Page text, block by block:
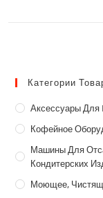
Категории
Аксессуары Для
Кофейное
Машины Для
Кондитерских
Моющее,